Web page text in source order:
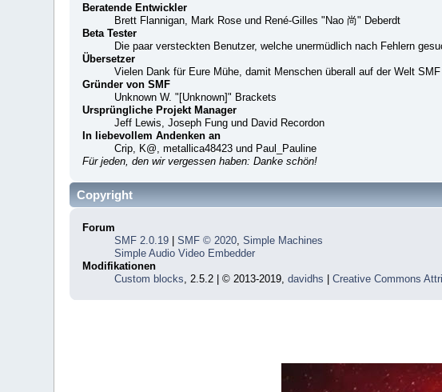
Beratende Entwickler
Brett Flannigan, Mark Rose und René-Gilles "Nao 尚" Deberdt
Beta Tester
Die paar versteckten Benutzer, welche unermüdlich nach Fehlern
Übersetzer
Vielen Dank für Eure Mühe, damit Menschen überall auf der Welt
Gründer von SMF
Unknown W. "[Unknown]" Brackets
Ursprüngliche Projekt Manager
Jeff Lewis, Joseph Fung und David Recordon
In liebevollem Andenken an
Crip, K@, metallica48423 und Paul_Pauline
Für jeden, den wir vergessen haben: Danke schön!
Copyright
Forum
SMF 2.0.19| SMF © 2020, Simple Machines
Simple Audio Video Embedder
Modifikationen
Custom blocks, 2.5.2 | © 2013-2019, davidhs Creative Commons